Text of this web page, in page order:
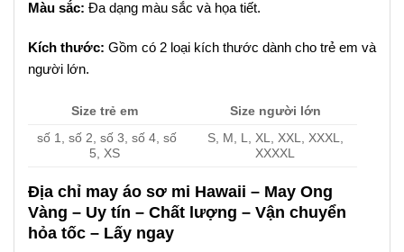
Màu sắc: Đa dạng màu sắc và họa tiết.
Kích thước: Gồm có 2 loại kích thước dành cho trẻ em và
người lớn.
Size trẻ em
Size người lớn
số 1, số 2, số 3, số 4, số
5, XS
S, M, L, XL, XXL, XXXL,
XXXXL
Địa chỉ may áo sơ mi Hawaii – May Ong
Vàng – Uy tín – Chất lượng – Vận chuyển
hỏa tốc – Lấy ngay